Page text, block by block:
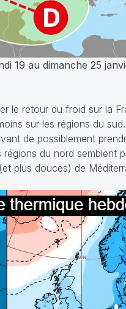
19 au dimanche 25
le retour du froid sur la
sur les régions du
de possiblement
du nord semblent
plus douces) de